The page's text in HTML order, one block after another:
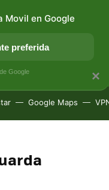
APLICACIONES
Google Maps
×
Movil en Google
preferida
Google